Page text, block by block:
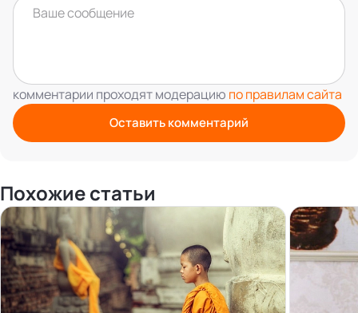
комментарии проходят модерацию по правилам сайта
Оставить комментарий
Похожие статьи